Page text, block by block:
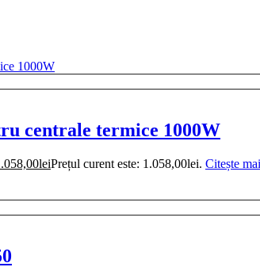
centrale termice 1000W
leiPrețul curent este: 1.058,00lei. Citește